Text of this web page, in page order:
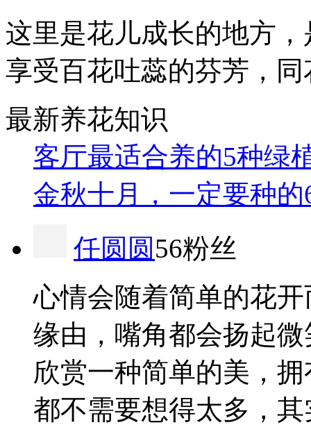
这里是花儿成长的地方
享受百花吐蕊的芬芳，
最新养花知识
客厅最适合养的5种绿
金秋十月，一定要种
任圆圆56粉丝
心情会随着简单的花
缘由，嘴角都会扬起
欣赏一种简单的美，
都不需要想得太多，